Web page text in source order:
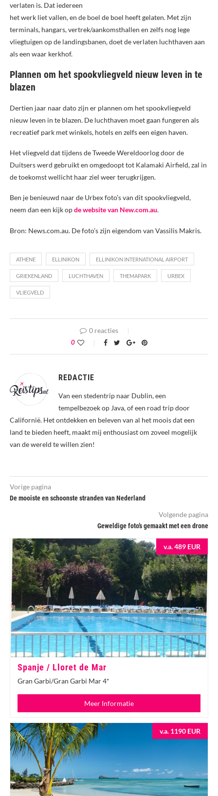
verlaten is. Dat iedereen
het werk liet vallen, en de boel de boel heeft gelaten. Met zijn
terminals, hangars, vertrek/aankomsthallen en zelfs nog lege
vliegtuigen op de landingsbanen, doet de verlaten luchthaven aan
als een waar kerkhof.
Plannen om het spookvliegveld nieuw leven in te
blazen
Dertien jaar naar dato zijn er plannen om het spookvliegveld
nieuw leven in te blazen. De luchthaven moet gaan fungeren als
recreatief park met winkels, hotels en zelfs een eigen haven.
Het vliegveld dat tijdens de Tweede Wereldoorlog door de
Duitsers werd gebruikt en omgedoopt tot Kalamaki Airfield, zal in
de toekomst wellicht haar ziel weer terugkrijgen.
Ben je benieuwd naar de Urbex foto’s van dit spookvliegveld,
neem dan een kijk opde website van New.com.au.
Bron: News.com.au. De foto’s zijn eigendom van Vassilis Makris.
ATHENE ELLINIKON ELLINIKON INTERNATIONAL AIRPORT
GRIEKENLAND LUCHTHAVEN THEMAPARK URBEX
VLIEGVELD
0 reacties
0
REDACTIE
Van een stedentrip naar Dublin, een
tempelbezoek op Java, of een road trip door
Californië. Het ontdekken en beleven van al het moois dat een
land te bieden heeft, maakt mij enthousiast om zoveel mogelijk
van de wereld te willen zien!
Vorige pagina
De mooiste en schoonste stranden van Nederland
Volgende pagina
Geweldige foto’s gemaakt met een drone
v.a. 489 EUR
Spanje / Lloret de Mar
Gran Garbi/Gran Garbi Mar 4*
Meer Informatie
v.a. 1190 EUR